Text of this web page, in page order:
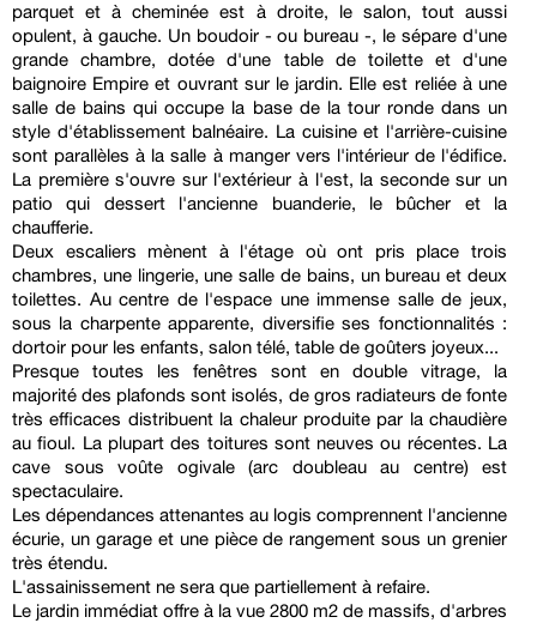
parquet et à cheminée est à droite, le salon, tout aussi
opulent, à gauche. Un boudoir - ou bureau -, le sépare d'une
grande chambre, dotée d'une table de toilette et d'une
baignoire Empire et ouvrant sur le jardin. Elle est reliée à une
salle de bains qui occupe la base de la tour ronde dans un
style d'établissement balnéaire. La cuisine et l'arrière-cuisine
sont parallèles à la salle à manger vers l'intérieur de l'édifice.
La première s'ouvre sur l'extérieur à l'est, la seconde sur un
patio qui dessert l'ancienne buanderie, le bûcher et la
chaufferie.
Deux escaliers mènent à l'étage où ont pris place trois
chambres, une lingerie, une salle de bains, un bureau et deux
toilettes. Au centre de l'espace une immense salle de jeux,
sous la charpente apparente, diversifie ses fonctionnalités :
dortoir pour les enfants, salon télé, table de goûters joyeux...
Presque toutes les fenêtres sont en double vitrage, la
majorité des plafonds sont isolés, de gros radiateurs de fonte
très efficaces distribuent la chaleur produite par la chaudière
au fioul. La plupart des toitures sont neuves ou récentes. La
cave sous voûte ogivale (arc doubleau au centre) est
spectaculaire.
Les dépendances attenantes au logis comprennent l'ancienne
écurie, un garage et une pièce de rangement sous un grenier
très étendu.
L'assainissement ne sera que partiellement à refaire.
Le jardin immédiat offre à la vue 2800 m2 de massifs, d'arbres